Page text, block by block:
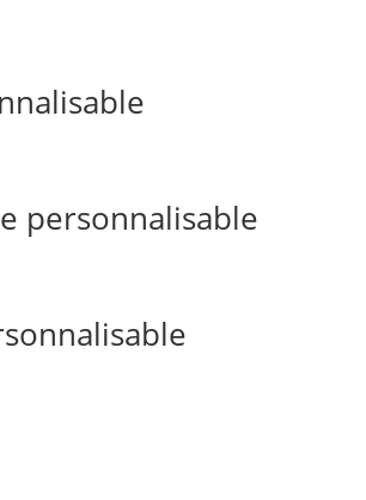
personnalisable